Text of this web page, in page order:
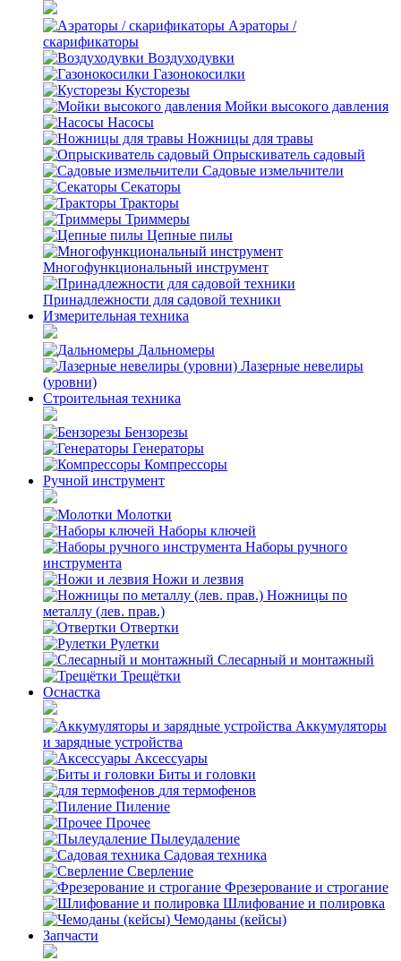
Аэраторы /
скарификаторы
Воздуходувки
Газонокосилки
Кусторезы
Мойки высокого давления
Насосы
Ножницы для травы
Опрыскиватель садовый
Садовые измельчители
Секаторы
Тракторы
Триммеры
Цепные пилы
Многофункциональный инструмент
Принадлежности для садовой техники
Измерительная техника
Дальномеры
Лазерные невелиры
(уровни)
Строительная техника
Бензорезы
Генераторы
Компрессоры
Ручной инструмент
Молотки
Наборы ключей
Наборы ручного
инструмента
Ножи и лезвия
Ножницы по
металлу (лев. прав.)
Отвертки
Рулетки
Слесарный и монтажный
Трещётки
Оснастка
Аккумуляторы
и зарядные устройства
Аксессуары
Биты и головки
для термофенов
Пиление
Прочее
Пылеудаление
Садовая техника
Сверление
Фрезерование и строгание
Шлифование и полировка
Чемоданы (кейсы)
Запчасти